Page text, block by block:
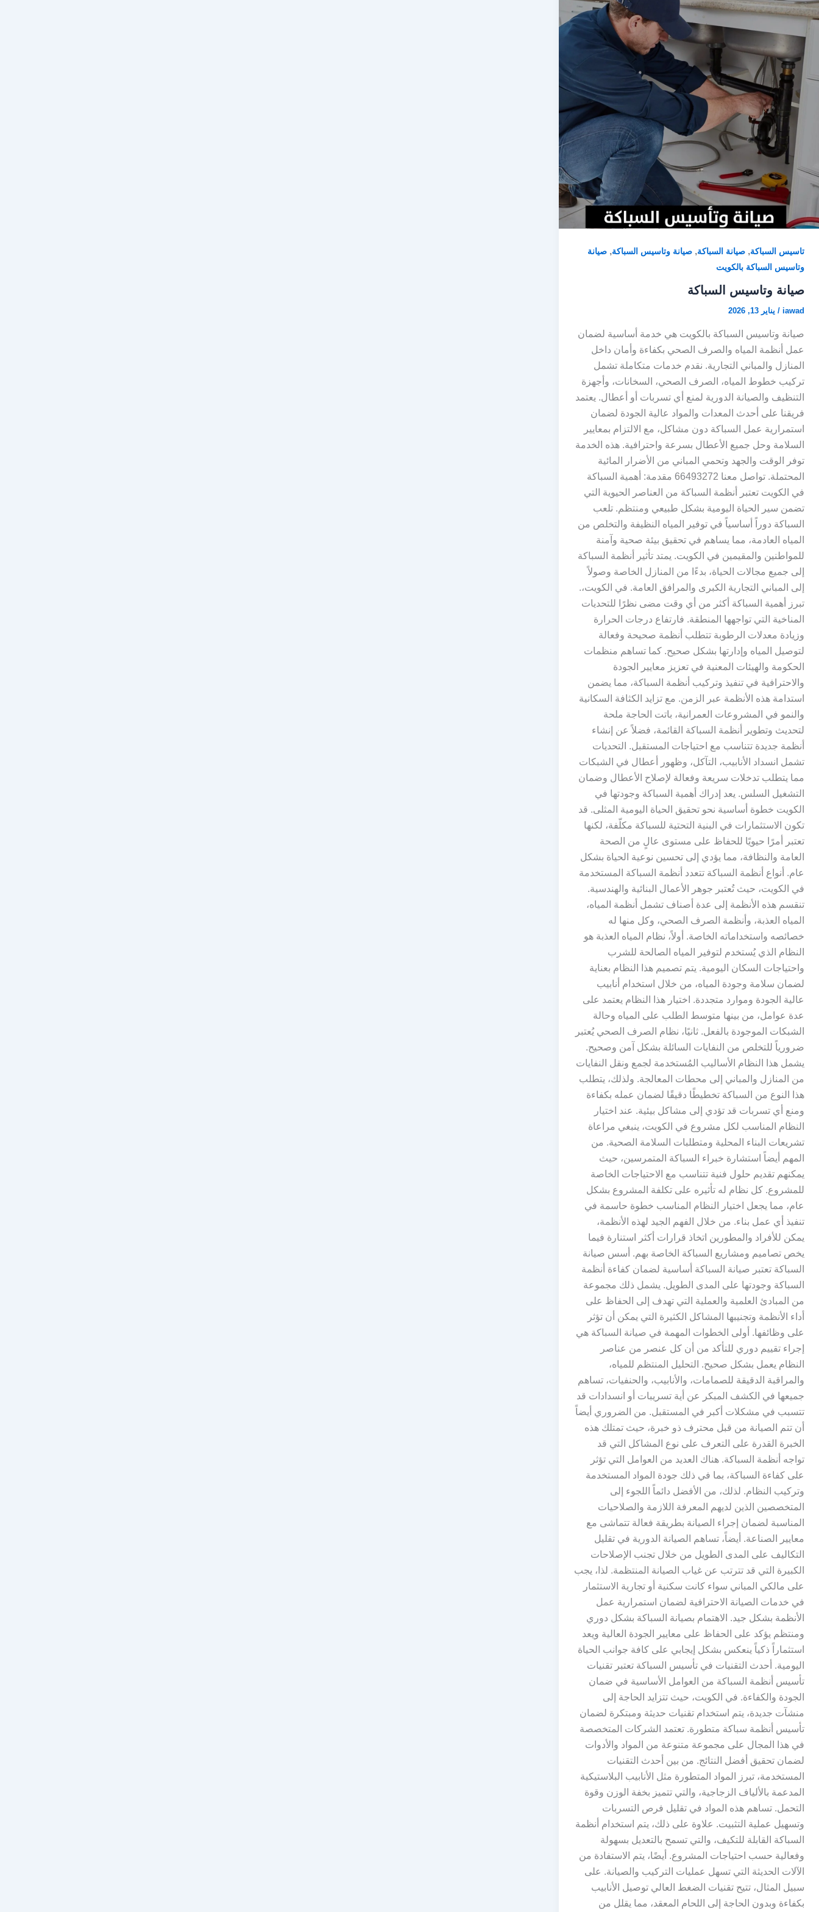
تاسيس السباكة, صيانة السباكة, صيانة وتاسيس السباكة, صيانة
وتاسيس السباكة بالكويت
صيانة وتاسيس السباكة
iawad
/ يناير 13, 2026
صيانة وتاسيس السباكة بالكويت هي خدمة أساسية لضمان
عمل أنظمة المياه والصرف الصحي بكفاءة وأمان داخل
المنازل والمباني التجارية. نقدم خدمات متكاملة تشمل
تركيب خطوط المياه، الصرف الصحي، السخانات، وأجهزة
التنظيف والصيانة الدورية لمنع أي تسربات أو أعطال. يعتمد
فريقنا على أحدث المعدات والمواد عالية الجودة لضمان
استمرارية عمل السباكة دون مشاكل، مع الالتزام بمعايير
السلامة وحل جميع الأعطال بسرعة واحترافية. هذه الخدمة
توفر الوقت والجهد وتحمي المباني من الأضرار المائية
المحتملة. تواصل معنا 66493272 مقدمة: أهمية السباكة
في الكويت تعتبر أنظمة السباكة من العناصر الحيوية التي
تضمن سير الحياة اليومية بشكل طبيعي ومنتظم. تلعب
السباكة دوراً أساسياً في توفير المياه النظيفة والتخلص من
المياه العادمة، مما يساهم في تحقيق بيئة صحية وآمنة
للمواطنين والمقيمين في الكويت. يمتد تأثير أنظمة السباكة
إلى جميع مجالات الحياة، بدءًا من المنازل الخاصة وصولاً
إلى المباني التجارية الكبرى والمرافق العامة. في الكويت،.
تبرز أهمية السباكة أكثر من أي وقت مضى نظرًا للتحديات
المناخية التي تواجهها المنطقة. فارتفاع درجات الحرارة
وزيادة معدلات الرطوبة تتطلب أنظمة صحيحة وفعالة
لتوصيل المياه وإدارتها بشكل صحيح. كما تساهم منظمات
الحكومة والهيئات المعنية في تعزيز معايير الجودة
والاحترافية في تنفيذ وتركيب أنظمة السباكة، مما يضمن
استدامة هذه الأنظمة عبر الزمن. مع تزايد الكثافة السكانية
والنمو في المشروعات العمرانية، باتت الحاجة ملحة
لتحديث وتطوير أنظمة السباكة القائمة، فضلاً عن إنشاء
أنظمة جديدة تتناسب مع احتياجات المستقبل. التحديات
تشمل انسداد الأنابيب، التآكل، وظهور أعطال في الشبكات
مما يتطلب تدخلات سريعة وفعالة لإصلاح الأعطال وضمان
التشغيل السلس. يعد إدراك أهمية السباكة وجودتها في
الكويت خطوة أساسية نحو تحقيق الحياة اليومية المثلى. قد
تكون الاستثمارات في البنية التحتية للسباكة مكلّفة، لكنها
تعتبر أمرًا حيويًا للحفاظ على مستوى عالٍ من الصحة
العامة والنظافة، مما يؤدي إلى تحسين نوعية الحياة بشكل
عام. أنواع أنظمة السباكة تتعدد أنظمة السباكة المستخدمة
في الكويت، حيث تُعتبر جوهر الأعمال البنائية والهندسية.
تنقسم هذه الأنظمة إلى عدة أصناف تشمل أنظمة المياه،
المياه العذبة، وأنظمة الصرف الصحي، وكل منها له
خصائصه واستخداماته الخاصة. أولاً، نظام المياه العذبة هو
النظام الذي يُستخدم لتوفير المياه الصالحة للشرب
واحتياجات السكان اليومية. يتم تصميم هذا النظام بعناية
لضمان سلامة وجودة المياه، من خلال استخدام أنابيب
عالية الجودة وموارد متجددة. اختيار هذا النظام يعتمد على
عدة عوامل، من بينها متوسط الطلب على المياه وحالة
الشبكات الموجودة بالفعل. ثانيًا، نظام الصرف الصحي يُعتبر
ضرورياً للتخلص من النفايات السائلة بشكل آمن وصحيح.
يشمل هذا النظام الأساليب المُستخدمة لجمع ونقل النفايات
من المنازل والمباني إلى محطات المعالجة. ولذلك، يتطلب
هذا النوع من السباكة تخطيطًا دقيقًا لضمان عمله بكفاءة
ومنع أي تسربات قد تؤدي إلى مشاكل بيئية. عند اختيار
النظام المناسب لكل مشروع في الكويت، ينبغي مراعاة
تشريعات البناء المحلية ومتطلبات السلامة الصحية. من
المهم أيضاً استشارة خبراء السباكة المتمرسين، حيث
يمكنهم تقديم حلول فنية تتناسب مع الاحتياجات الخاصة
للمشروع. كل نظام له تأثيره على تكلفة المشروع بشكل
عام، مما يجعل اختيار النظام المناسب خطوة حاسمة في
تنفيذ أي عمل بناء. من خلال الفهم الجيد لهذه الأنظمة،
يمكن للأفراد والمطورين اتخاذ قرارات أكثر استنارة فيما
يخص تصاميم ومشاريع السباكة الخاصة بهم. أسس صيانة
السباكة تعتبر صيانة السباكة أساسية لضمان كفاءة أنظمة
السباكة وجودتها على المدى الطويل. يشمل ذلك مجموعة
من المبادئ العلمية والعملية التي تهدف إلى الحفاظ على
أداء الأنظمة وتجنيبها المشاكل الكثيرة التي يمكن أن تؤثر
على وظائفها. أولى الخطوات المهمة في صيانة السباكة هي
إجراء تقييم دوري للتأكد من أن كل عنصر من عناصر
النظام يعمل بشكل صحيح. التحليل المنتظم للمياه،
والمراقبة الدقيقة للصمامات، والأنابيب، والحنفيات، تساهم
جميعها في الكشف المبكر عن أية تسريبات أو انسدادات قد
تتسبب في مشكلات أكبر في المستقبل. من الضروري أيضاً
أن تتم الصيانة من قبل محترف ذو خبرة، حيث تمتلك هذه
الخبرة القدرة على التعرف على نوع المشاكل التي قد
تواجه أنظمة السباكة. هناك العديد من العوامل التي تؤثر
على كفاءة السباكة، بما في ذلك جودة المواد المستخدمة
وتركيب النظام. لذلك، من الأفضل دائماً اللجوء إلى
المتخصصين الذين لديهم المعرفة اللازمة والصلاحيات
المناسبة لضمان إجراء الصيانة بطريقة فعالة تتماشى مع
معايير الصناعة. أيضاً، تساهم الصيانة الدورية في تقليل
التكاليف على المدى الطويل من خلال تجنب الإصلاحات
الكبيرة التي قد تترتب عن غياب الصيانة المنتظمة. لذا، يجب
على مالكي المباني سواء كانت سكنية أو تجارية الاستثمار
في خدمات الصيانة الاحترافية لضمان استمرارية عمل
الأنظمة بشكل جيد. الاهتمام بصيانة السباكة بشكل دوري
ومنتظم يؤكد على الحفاظ على معايير الجودة العالية ويعد
استثماراً ذكياً ينعكس بشكل إيجابي على كافة جوانب الحياة
اليومية. أحدث التقنيات في تأسيس السباكة تعتبر تقنيات
تأسيس أنظمة السباكة من العوامل الأساسية في ضمان
الجودة والكفاءة. في الكويت، حيث تتزايد الحاجة إلى
منشآت جديدة، يتم استخدام تقنيات حديثة ومبتكرة لضمان
تأسيس أنظمة سباكة متطورة. تعتمد الشركات المتخصصة
في هذا المجال على مجموعة متنوعة من المواد والأدوات
لضمان تحقيق أفضل النتائج. من بين أحدث التقنيات
المستخدمة، تبرز المواد المتطورة مثل الأنابيب البلاستيكية
المدعمة بالألياف الزجاجية، والتي تتميز بخفة الوزن وقوة
التحمل. تساهم هذه المواد في تقليل فرص التسربات
وتسهيل عملية التثبيت. علاوة على ذلك، يتم استخدام أنظمة
السباكة القابلة للتكيف، والتي تسمح بالتعديل بسهولة
وفعالية حسب احتياجات المشروع. أيضًا، يتم الاستفادة من
الآلات الحديثة التي تسهل عمليات التركيب والصيانة. على
سبيل المثال، تتيح تقنيات الضغط العالي توصيل الأنابيب
بكفاءة وبدون الحاجة إلى اللحام المعقد، مما يقلل من